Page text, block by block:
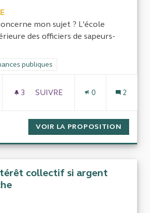
mon sujet ? L'école
des officiers de sapeurs-
de la catégorie : Économie & finances
publiques
3 3 ABONNÉS
SUIVRE
0 2
VOIR LA PROPOSITION
collectif si argent